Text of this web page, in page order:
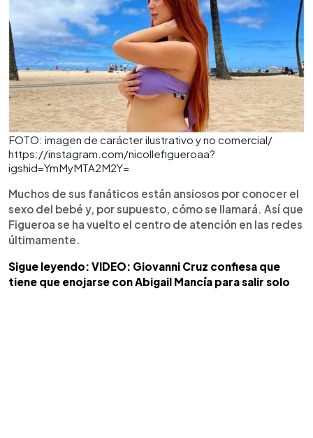
FOTO: imagen de carácter ilustrativo y no comercial/
https://instagram.com/nicollefigueroaa?
igshid=YmMyMTA2M2Y=
Muchos de sus fanáticos están ansiosos por conocer el
sexo del bebé y, por supuesto, cómo se llamará. Así que
Figueroa se ha vuelto el centro de atención en las redes
últimamente.
Sigue leyendo: VIDEO: Giovanni Cruz confiesa que
tiene que enojarse con Abigail Mancía para salir solo